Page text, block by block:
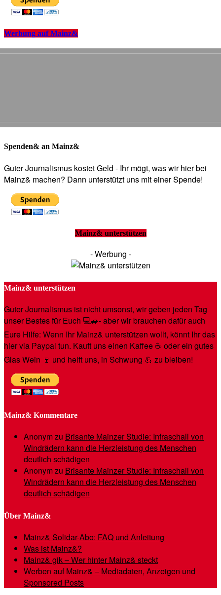
Werbung auf Mainz&
Spenden& an Mainz&
Guter Journalismus kostet Geld - Ihr mögt, was wir hier bei
Mainz& machen? Dann unterstützt uns mit einer Spende!
Mainz& unterstützen
- Werbung -
Mainz& unterstützen
Guter Journalismus ist nicht umsonst, wir geben jeden Tag
unser Bestes für Euch 💻🚙- aber wir brauchen dafür auch
Eure Hilfe: Wenn Ihr Mainz& unterstützen wollt, könnt Ihr das
hier via Paypal tun. Kauft uns einen Kaffee ☕️ oder ein gutes
Glas Wein 🍷 und helft uns, in Schwung 💪 zu bleiben!
Mainz& Kommentare
Anonymzu Brisante Mainzer Studie: Infraschall von
Windrädern kann die Herzleistung des Menschen
deutlich schädigen
Anonymzu Brisante Mainzer Studie: Infraschall von
Windrädern kann die Herzleistung des Menschen
deutlich schädigen
Über Mainz&
Mainz& Solidar-Abo: FAQ und Anleitung
Was ist Mainz&?
Mainz& gik – Wer hinter Mainz& steckt
Werben auf Mainz& – Mediadaten, Anzeigen und
Sponsored Posts